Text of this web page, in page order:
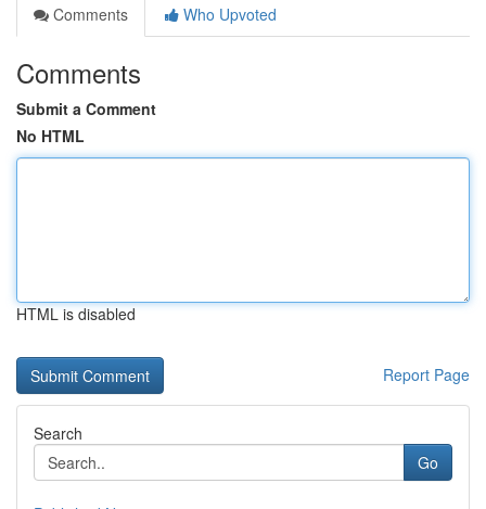
Comments
Who Upvoted
Comments
Submit a Comment
No HTML
HTML is disabled
Report Page
Search
Go